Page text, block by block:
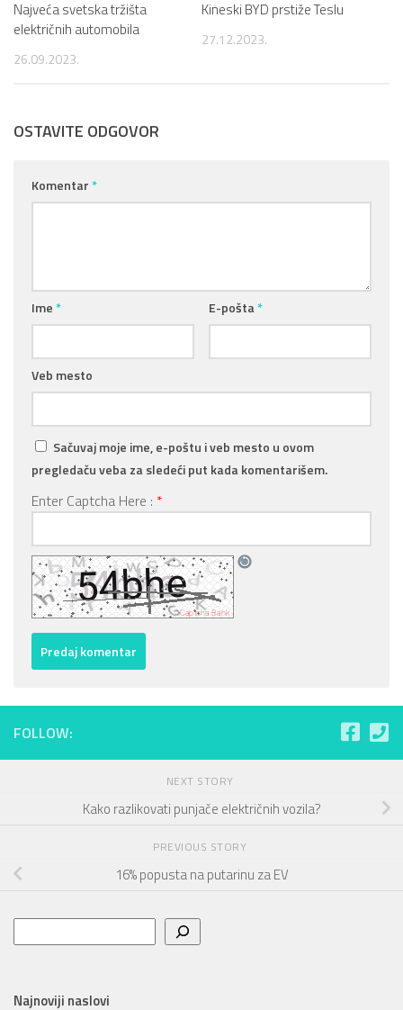
Najveća svetska tržišta
električnih automobila
26.09.2023.
Kineski BYD prstiže Teslu
27.12.2023.
OSTAVITE ODGOVOR
Komentar*
Ime* E-pošta*
Veb mesto
Sačuvaj moje ime, e-poštu i veb mesto u ovom
pregledaču veba za sledeći put kada komentarišem.
Enter Captcha Here : *
FOLLOW:
NEXT STORY
Kako razlikovati punjače električnih vozila?
PREVIOUS STORY
16% popusta na putarinu za EV
Najnoviji naslovi